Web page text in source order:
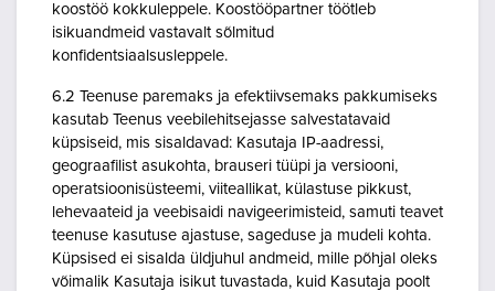
koostöö kokkuleppele. Koostööpartner töötleb
isikuandmeid vastavalt sõlmitud
konfidentsiaalsusleppele.
6.2 Teenuse paremaks ja efektiivsemaks pakkumiseks
kasutab Teenus veebilehitsejasse salvestatavaid
küpsiseid, mis sisaldavad: Kasutaja IP-aadressi,
geograafilist asukohta, brauseri tüüpi ja versiooni,
operatsioonisüsteemi, viiteallikat, külastuse pikkust,
lehevaateid ja veebisaidi navigeerimisteid, samuti teavet
teenuse kasutuse ajastuse, sageduse ja mudeli kohta.
Küpsised ei sisalda üldjuhul andmeid, mille põhjal oleks
võimalik Kasutaja isikut tuvastada, kuid Kasutaja poolt